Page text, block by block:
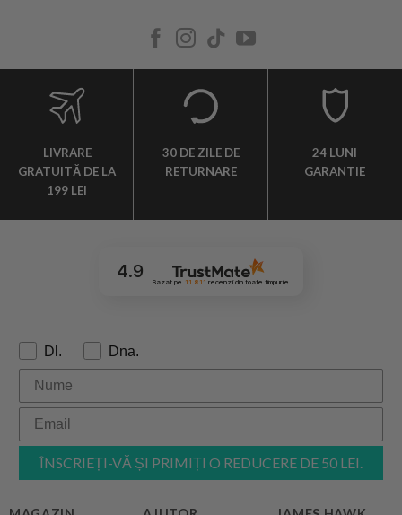
LIVRARE
GRATUITĂ DE LA
199 LEI
30 DE ZILE DE
RETURNARE
24 LUNI
GARANTIE
Formulă de adresare:
Dl. Dna.
ÎNSCRIEȚI-VĂ ȘI PRIMIȚI O REDUCERE DE 50 LEI.
4.9
Bazat pe 11 811 recenziidin toate timpurile